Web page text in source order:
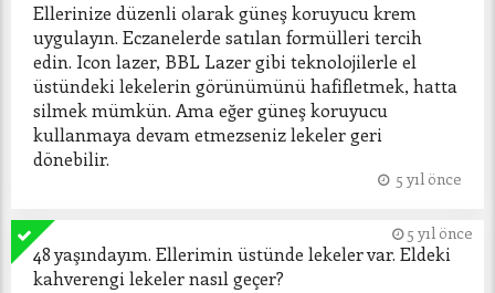
Ellerinize düzenli olarak güneş koruyucu krem
uygulayın. Eczanelerde satılan formülleri tercih
edin. Icon lazer, BBL Lazer gibi teknolojilerle el
üstündeki lekelerin görünümünü hafifletmek, hatta
silmek mümkün. Ama eğer güneş koruyucu
kullanmaya devam etmezseniz lekeler geri
dönebilir.
5 yıl önce
5 yıl önce
48 yaşındayım. Ellerimin üstünde lekeler var. Eldeki
kahverengi lekeler nasıl geçer?